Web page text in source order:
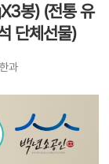
봉) (전통 유
단체선물)
과